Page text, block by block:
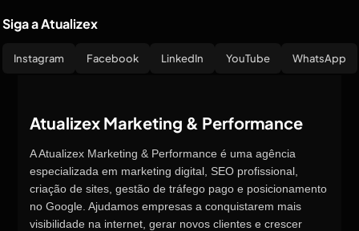
Siga a Atualizex
Instagram Facebook LinkedIn YouTube WhatsApp
Atualizex Marketing & Performance
A Atualizex Marketing & Performance é uma agência
especializada em marketing digital, SEO profissional,
criação de sites, gestão de tráfego pago e posicionamento
no Google. Ajudamos empresas a conquistarem mais
visibilidade na internet, gerar novos clientes e crescer